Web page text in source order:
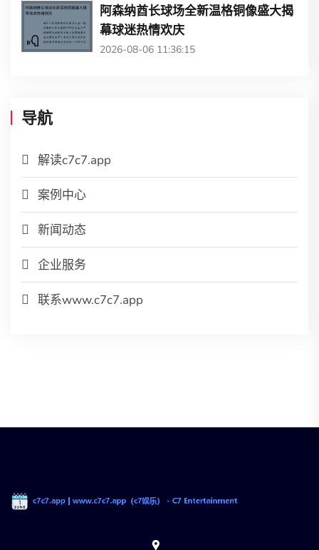
阿森纳酋长球场全新温格铜像盛大揭
幕球迷热情欢庆
2026-08-06 11:36:15
导航
解读c7c7.app
案例中心
新闻动态
企业服务
联系www.c7c7.app